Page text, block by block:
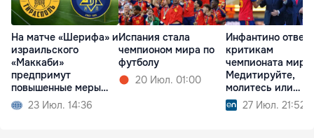
На матче «Шерифа» и
израильского
«Маккаби»
предпримут
повышенные меры
безопасности
23 Июл. 14:36
Испания стала
чемпионом мира по
футболу
20 Июл. 01:00
Инфантино
критикам
чемпионата мира:
Медитируйте,
молитесь или
смотрите футбол
27 Июл. 21:52